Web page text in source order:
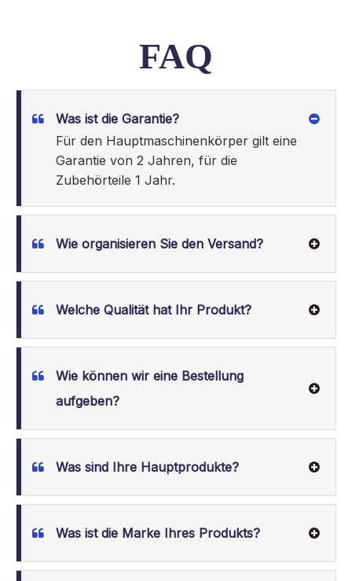
FAQ
Was ist die Garantie?
Für den Hauptmaschinenkörper gilt eine
Garantie von 2 Jahren, für die
Zubehörteile 1 Jahr.
Wie organisieren Sie den Versand?
Welche Qualität hat Ihr Produkt?
Wie können wir eine Bestellung
aufgeben?
Was sind Ihre Hauptprodukte?
Was ist die Marke Ihres Produkts?